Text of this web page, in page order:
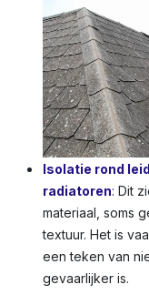
Isolatie rond
radiatoren: Dit
materiaal, soms
textuur. Het is
een teken van
gevaarlijker is.